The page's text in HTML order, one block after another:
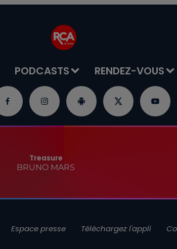
PODCASTS RENDEZ-VOUS
Treasure
BRUNO MARS
Espace presse Téléchargez l'appli